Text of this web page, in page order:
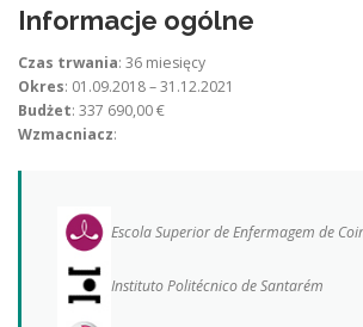
ROZPOWSZECHNIANIE
Informacje ogólne
Czas trwania: 36 miesięcy
Okres: 01.09.2018 – 31.12.2021
Budżet: 337 690,00 €
Wzmacniacz:
Escola Superior de Enfermagem de
Instituto Politécnico de Santarém